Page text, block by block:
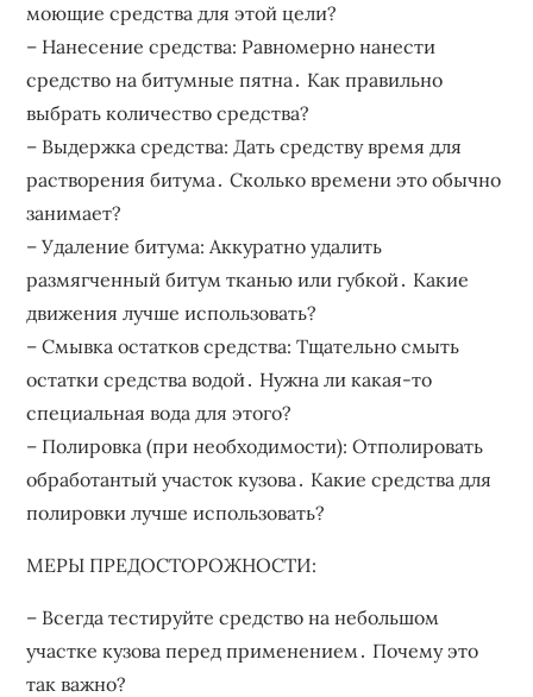
моющие средства для этой цели?
– Нанесение средства: Равномерно нанести
средство на битумные пятна․ Как правильно
выбрать количество средства?
– Выдержка средства: Дать средству время для
растворения битума․ Сколько времени это обычно
занимает?
– Удаление битума: Аккуратно удалить
размягченный битум тканью или губкой․ Какие
движения лучше использовать?
– Смывка остатков средства: Тщательно смыть
остатки средства водой․ Нужна ли какая-то
специальная вода для этого?
– Полировка (при необходимости): Отполировать
обработантый участок кузова․ Какие средства для
полировки лучше использовать?
МЕРЫ ПРЕДОСТОРОЖНОСТИ:
– Всегда тестируйте средство на небольшом
участке кузова перед применением․ Почему это
так важно?